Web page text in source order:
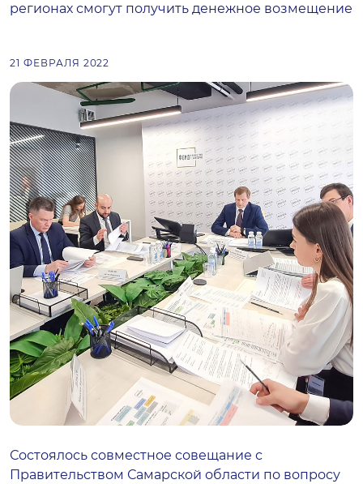
регионах смогут получить денежное возмещение
21 ФЕВРАЛЯ 2022
Состоялось совместное совещание с
Правительством Самарской области по вопросу